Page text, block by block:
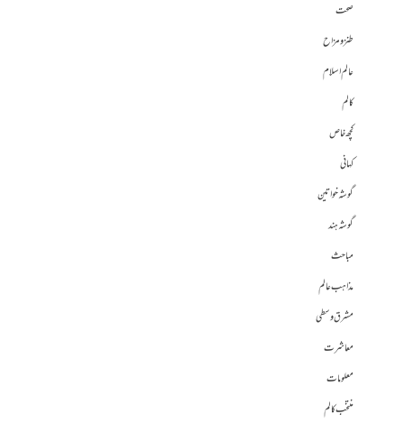
صحت
طنز و مزاح
عالم اسلام
کالم
کچھ خاص
کہانی
گوشہ خواتین
گوشہ ہند
مباحث
مذاہب عالم
مشرق وسطی
معاشرت
معلومات
منتخب کالم